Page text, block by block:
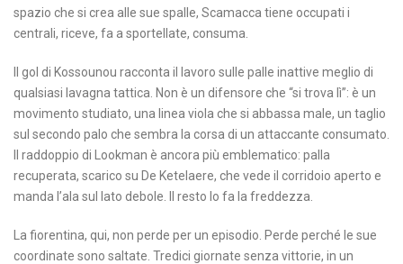
spazio che si crea alle sue spalle, Scamacca tiene occupati i
centrali, riceve, fa a sportellate, consuma.
Il gol di Kossounou racconta il lavoro sulle palle inattive meglio di
qualsiasi lavagna tattica. Non è un difensore che “si trova lì”: è un
movimento studiato, una linea viola che si abbassa male, un taglio
sul secondo palo che sembra la corsa di un attaccante consumato.
Il raddoppio di Lookman è ancora più emblematico: palla
recuperata, scarico su De Ketelaere, che vede il corridoio aperto e
manda l’ala sul lato debole. Il resto lo fa la freddezza.
La fiorentina, qui, non perde per un episodio. Perde perché le sue
coordinate sono saltate. Tredici giornate senza vittorie, in un